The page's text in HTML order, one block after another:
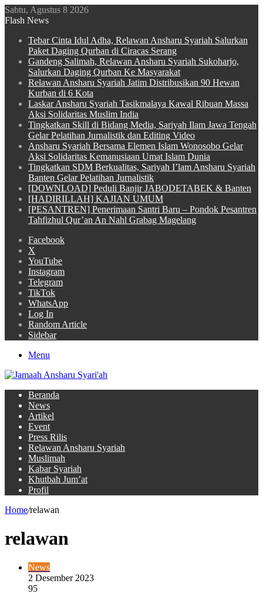
Sabtu, Agustus 8 2026
Flash News
Tebar Cinta Idul Adha, Relawan Ansharu Syariah Salurkan
Paket Daging Qurban di Ciracas Serang
Gandeng Salimah, Relawan Ansharu Syariah Sukoharjo,
Salurkan Daging Qurban Ke Masyarakat
Relawan Ansharu Syariah Jatim Distribusikan 90 Hewan
Kurban di 6 Kota
Laskar Ansharu Syariah Tasikmalaya Kawal Ribuan Massa
Aksi Solidaritas Muslim India
Tingkatkan Skill di Bidang Media, Sariyah Ilam Jawa Tengah
Gelar Pelatihan Jurnalistik dan Editing Video
Ansharu Syariah Bersama Elemen Islam Wonosobo Gelar
Aksi Solidaritas Kemanusiaan Umat Islam Dunia
Tingkatkan SDM Berkualitas, Sariyah I’lam Ansharu Syariah
Banten Gelar Pelatihan Jurnalistik
[DOWNLOAD] Peduli Banjir JABODETABEK & Banten
[HADIRILLAH] KAJIAN UMUM
[PESANTREN] Penerimaan Santri Baru – Pondok Pesantren
Tahfizhul Qur’an An Nahl Grabag Magelang
Facebook
X
YouTube
Instagram
Telegram
TikTok
WhatsApp
Log In
Random Article
Sidebar
Menu
Beranda
News
Artikel
Event
Press Rilis
Relawan Ansharu Syariah
Muslimah
Kabar Syariah
Khutbah Jum’at
Profil
Home/relawan
relawan
News
2 Desember 2023
95